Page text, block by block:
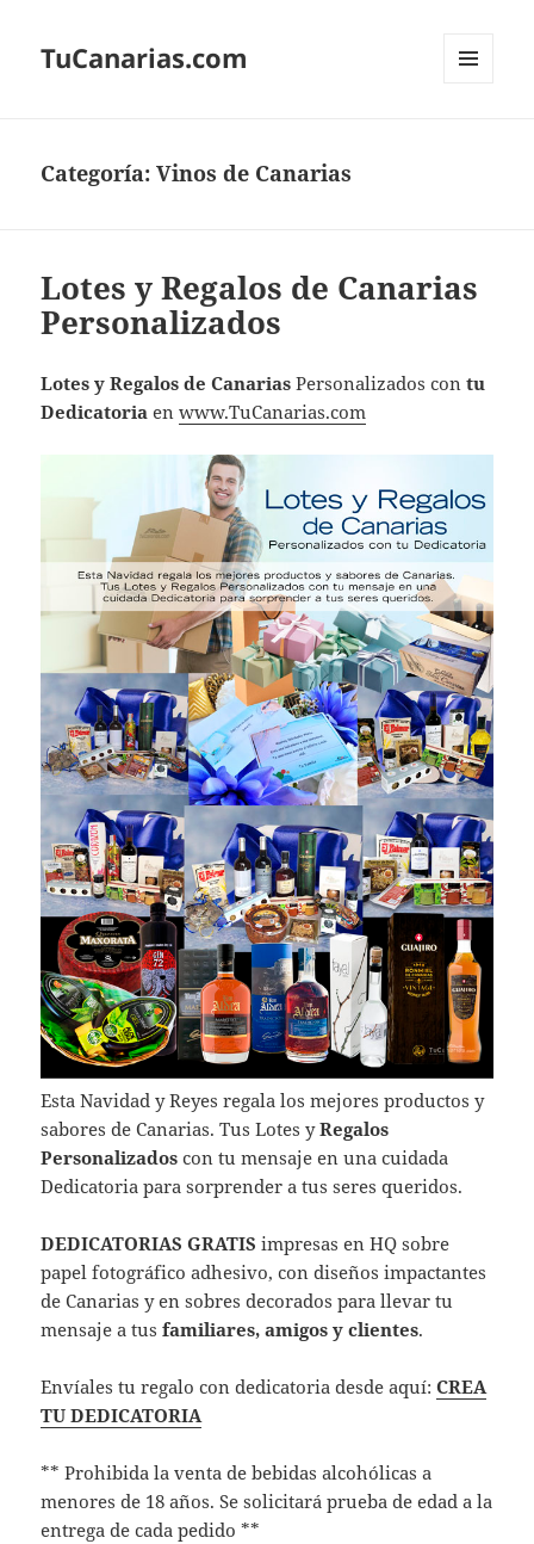
TuCanarias.com
Categoría:Vinos de Canarias
Lotes y Regalos de Canarias
Personalizados
Lotes y Regalos de Canarias Personalizados contu
Dedicatoria enwww.TuCanarias.com
Esta Navidad y Reyes regala los mejores productos y
sabores de Canarias. Tus Lotes yRegalos
Personalizados con tu mensaje en una cuidada
Dedicatoria para sorprender a tus seres queridos.
DEDICATORIAS GRATIS impresas en HQ sobre
papel fotográfico adhesivo, con diseños impactantes
de Canarias y en sobres decorados para llevar tu
mensaje a tusfamiliares, amigos y clientes.
Envíales tu regalo con dedicatoria desde aquí:CREA
TU DEDICATORIA
** Prohibida la venta de bebidas alcohólicas a
menores de 18 años. Se solicitará prueba de edad a la
entrega de cada pedido **